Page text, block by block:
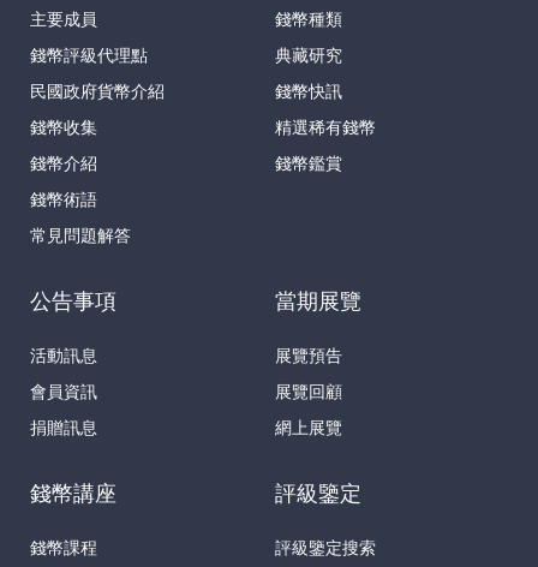
主要成員
錢幣評級代理點
民國政府貨幣介紹
錢幣收集
錢幣介紹
錢幣術語
常見問題解答
錢幣種類
典藏研究
錢幣快訊
精選稀有錢幣
錢幣鑑賞
公告事項
活動訊息
會員資訊
捐贈訊息
當期展覽
展覽預告
展覽回顧
網上展覽
錢幣講座
錢幣課程
評級鑒定
評級鑒定搜索